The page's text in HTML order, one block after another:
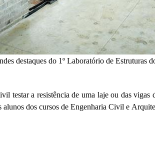
destaques do 1º Laboratório de Estruturas
testar a resistência de uma laje ou das
alunos dos cursos de Engenharia Civil e